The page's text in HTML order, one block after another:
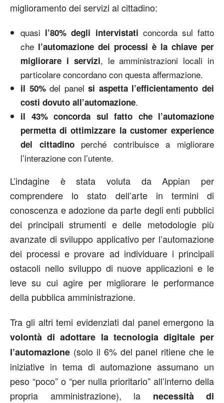
miglioramento dei servizi al cittadino:
quasi l’80% degli intervistati concorda sul fatto
che l’automazione dei processi è la chiave per
migliorare i servizi, le amministrazioni locali in
particolare concordano con questa affermazione.
il 50%del panelsi aspetta l’efficientamento dei
costi dovuto all’automazione.
il 43% concorda sul fatto che l’automazione
permetta di ottimizzare la customer experience
del cittadino perché contribuisce a migliorare
l’interazione con l’utente.
L’indagine è stata voluta da Appian per
comprendere lo stato dell’arte in termini di
conoscenza e adozione da parte degli enti pubblici
dei principali strumenti e delle metodologie più
avanzate di sviluppo applicativo per l’automazione
dei processi e provare ad individuare i principali
ostacoli nello sviluppo di nuove applicazioni e le
leve su cui agire per migliorare le performance
della pubblica amministrazione.
Tra gli altri temi evidenziati dal panel emergono la
volontà di adottare la tecnologia digitale per
l’automazione (solo il 6% del panel ritiene che le
iniziative in tema di automazione assumano un
peso “poco” o “per nulla prioritario” all’interno della
propria amministrazione), la necessità di